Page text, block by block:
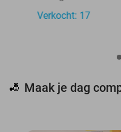
Verkocht: 17
🎳 Maak je dag